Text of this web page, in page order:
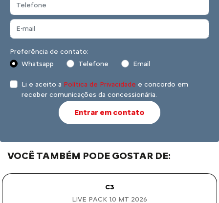
Preferência de contato:
Whatsapp
Telefone Email
Li e aceito a Política de Privacidade e concordo em
receber comunicações da concessionária.
Entrar em contato
VOCÊ TAMBÉM PODE GOSTAR DE:
C3
LIVE PACK 1.0 MT 2026